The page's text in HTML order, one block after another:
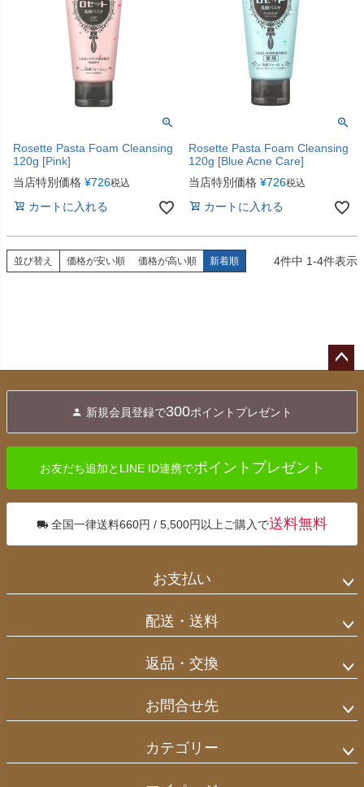
Rosette Pasta Foam Cleansing
120g [Pink]
当店特別価格 ¥726税込
カートに入れる
Rosette Pasta Foam Cleansing
120g [Blue Acne Care]
当店特別価格 ¥726税込
カートに入れる
並び替え 価格が安い順 価格が高い順 新着順 4件中 1-4件表示
へ
新規会員登録で300ポイントプレゼント
お友だち追加とLINE ID連携でポイントプレゼント
全国一律送料660円 / 5,500円以上ご購入で送料無料
お支払い
配送・送料
返品・交換
お問合せ先
カテゴリー